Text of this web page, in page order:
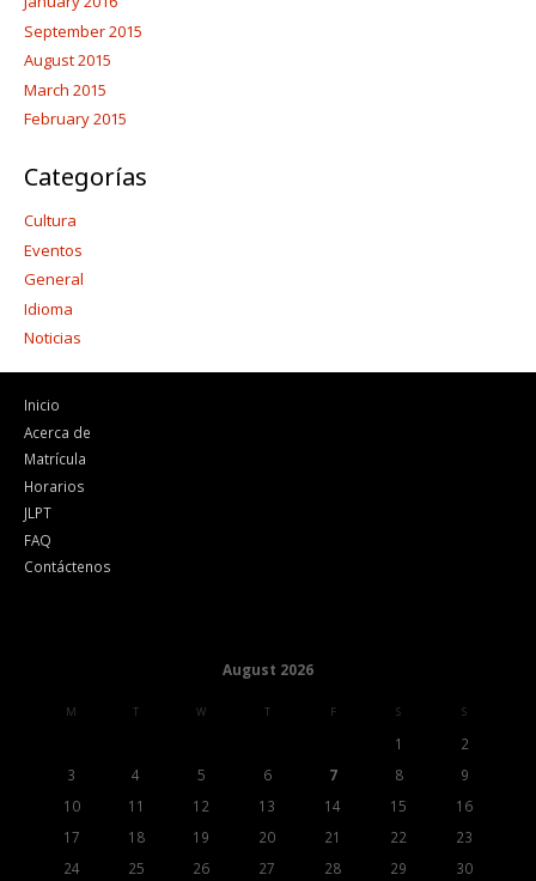
September 2015
August 2015
March 2015
February 2015
Categorías
Cultura
Eventos
General
Idioma
Noticias
Inicio
Acerca de
Matrícula
Horarios
JLPT
FAQ
Contáctenos
August 2026
M T W T F S S
1
2
3
4 5 6 7 8
9
10
11 12 13 14 15
16
17
18 19 20 21 22
23
24
25 26 27 28 29 30